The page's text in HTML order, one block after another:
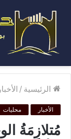
الرئيسية / الأخبار
الأخبار محليات
مُتلازِمَةُ